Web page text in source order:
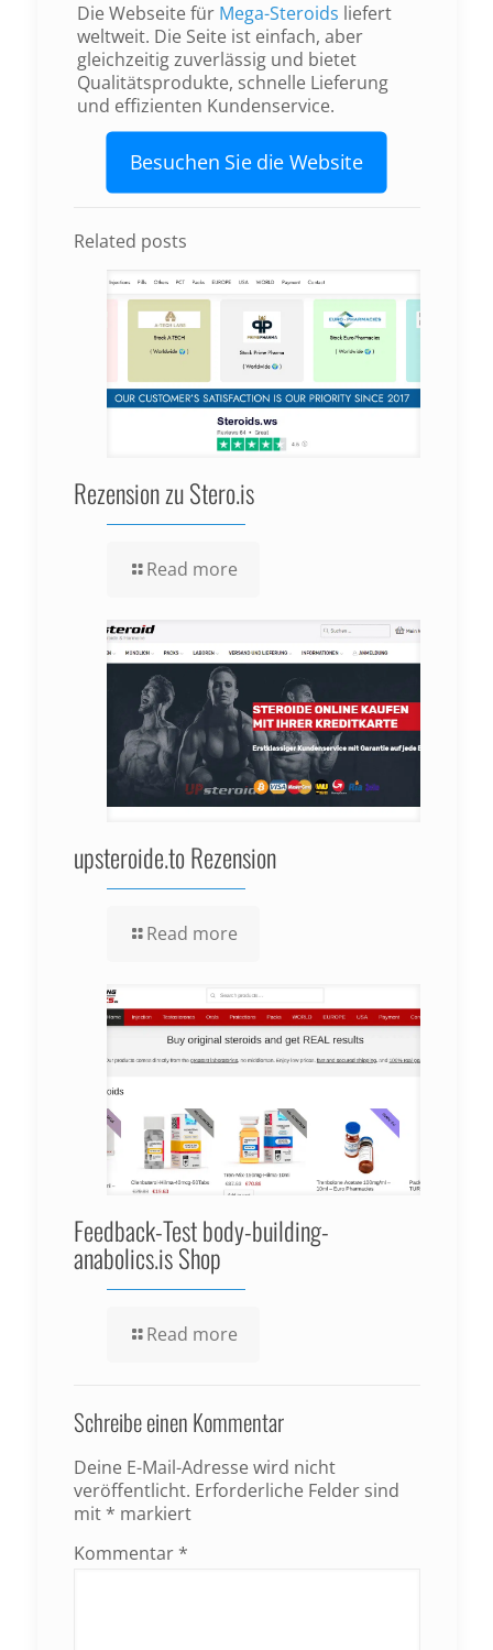
Die Webseite für Mega-Steroids liefert
weltweit. Die Seite ist einfach, aber
gleichzeitig zuverlässig und bietet
Qualitätsprodukte, schnelle Lieferung
und effizienten Kundenservice.
Besuchen Sie die Website
Related posts
Rezension zu Stero.is
Read more
upsteroide.to Rezension
Read more
Feedback-Test body-building-
anabolics.is Shop
Read more
Schreibe einen Kommentar
Deine E-Mail-Adresse wird nicht
veröffentlicht. Erforderliche Felder sind
mit * markiert
Kommentar *